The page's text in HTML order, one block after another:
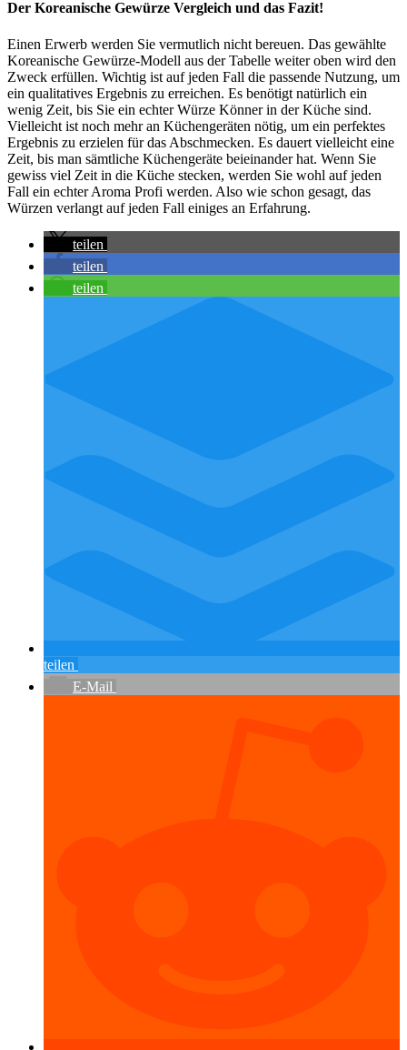
Der Koreanische Gewürze Vergleich und das Fazit!
Einen Erwerb werden Sie vermutlich nicht bereuen. Das gewählte
Koreanische Gewürze-Modell aus der Tabelle weiter oben wird den
Zweck erfüllen. Wichtig ist auf jeden Fall die passende Nutzung, um
ein qualitatives Ergebnis zu erreichen. Es benötigt natürlich ein
wenig Zeit, bis Sie ein echter Würze Könner in der Küche sind.
Vielleicht ist noch mehr an Küchengeräten nötig, um ein perfektes
Ergebnis zu erzielen für das Abschmecken. Es dauert vielleicht eine
Zeit, bis man sämtliche Küchengeräte beieinander hat. Wenn Sie
gewiss viel Zeit in die Küche stecken, werden Sie wohl auf jeden
Fall ein echter Aroma Profi werden. Also wie schon gesagt, das
Würzen verlangt auf jeden Fall einiges an Erfahrung.
teilen
teilen
teilen
teilen
E-Mail